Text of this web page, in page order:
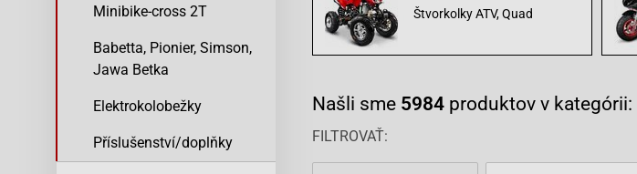
Minibike-cross 2T
Babetta, Pionier, Simson,
Jawa Betka
Elektrokolobežky
Příslušenství/doplňky
Štvorkolky ATV, Quad
Našli sme 5984 produktov v kategórii:
FILTROVAŤ